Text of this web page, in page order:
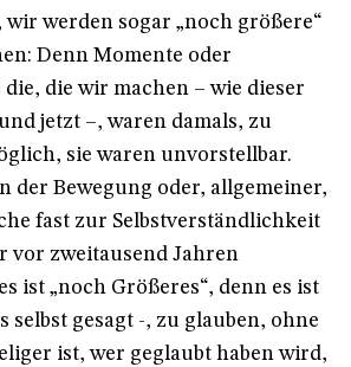
werden sogar „noch größere“
Denn Momente oder
die wir machen – wie dieser
jetzt –, waren damals, zu
sie waren unvorstellbar.
der Bewegung oder, allgemeiner,
fast zur Selbstverständlichkeit
vor zweitausend Jahren
ist „noch Größeres“, denn es ist
selbst gesagt -, zu glauben, ohne
ist, wer geglaubt haben wird,